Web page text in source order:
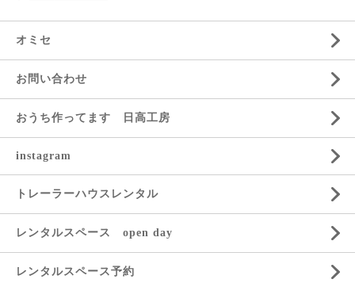
オミセ
お問い合わせ
おうち作ってます 日高工房
instagram
トレーラーハウスレンタル
レンタルスペース open day
レンタルスペース予約